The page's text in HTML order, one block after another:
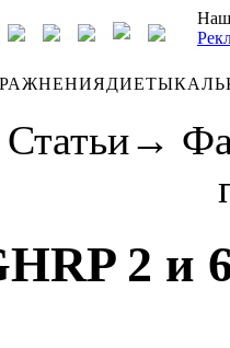
ДИЕТЫ
Статьи→
2 и